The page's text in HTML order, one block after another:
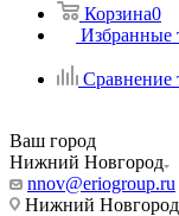
Корзина0
Избранные
Сравнение
Ваш город
Нижний Новгород
nnov@eriogroup.ru
Нижний